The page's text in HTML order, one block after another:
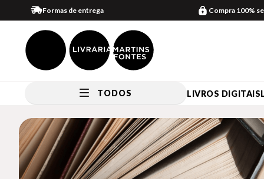
Formas de entrega Compra 100%
TODOS LIVROS DIGITAIS